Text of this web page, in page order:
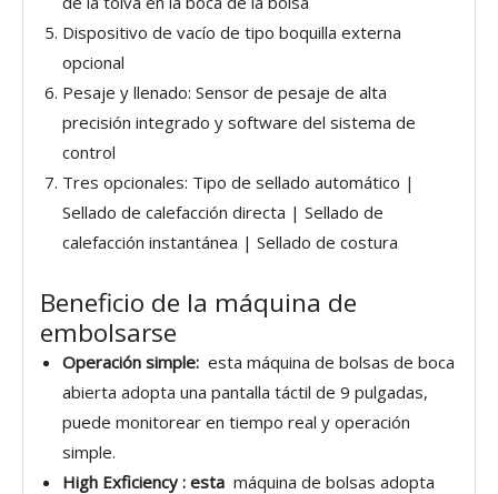
Dispositivo de vacío de tipo boquilla externa
opcional
Pesaje y llenado: Sensor de pesaje de alta
precisión integrado y software del sistema de
control
Tres opcionales: Tipo de sellado automático |
Sellado de calefacción directa | Sellado de
calefacción instantánea | Sellado de costura
Beneficio de la máquina de
embolsarse
Operación simple: esta máquina de bolsas de boca
abierta adopta una pantalla táctil de 9 pulgadas,
puede monitorear en tiempo real y operación
simple.
High Exficiency : esta máquina de bolsas adopta